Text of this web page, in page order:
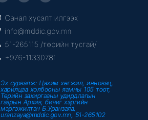
c
b
o
i
t
r
u
u
e
Санал хүсэлт илгээх
info@mddic.gov.mn
51-265115 /төрийн тусгай/
+976-11330781
Эх сурвалж: Цахим хөгжил, инновац,
харилцаа холбооны яамны 105 тоот,
Төрийн захиргааны удирдлагын
газрын Архив, бичиг хэргийн
мэргэжилтэн Б.Уранзаяа,
uranzaya@mddic.gov.mn, 51-265102